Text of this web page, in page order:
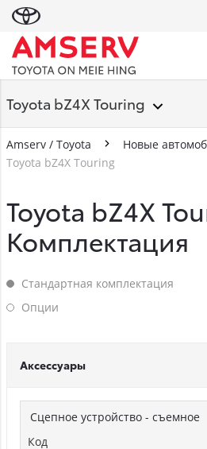
Toyota bZ4X Touring
Amserv / Toyota
Новые
Toyota bZ4X Touring
Toyota bZ4X
Комплектация
Стандартная комплектация
Стандартная комплектация
Опции
Опции
Аксессуары
Сцепное устройство - съемное